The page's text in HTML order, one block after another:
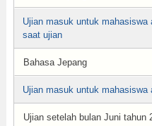
Ujian masuk untuk
saat ujian
Bahasa Jepang
Ujian masuk untuk mahasiswa
Ujian setelah bulan Juni tahun